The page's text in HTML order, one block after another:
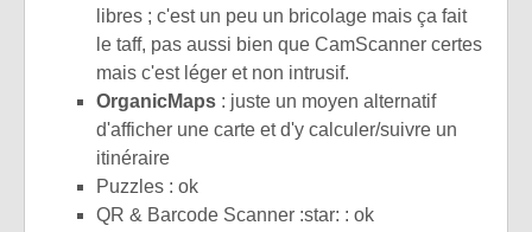
libres ; c'est un peu un bricolage mais ça fait
le taff, pas aussi bien que CamScanner certes
mais c'est léger et non intrusif.
OrganicMaps : juste un moyen alternatif
d'afficher une carte et d'y calculer/suivre un
itinéraire
Puzzles : ok
QR & Barcode Scanner :star: : ok